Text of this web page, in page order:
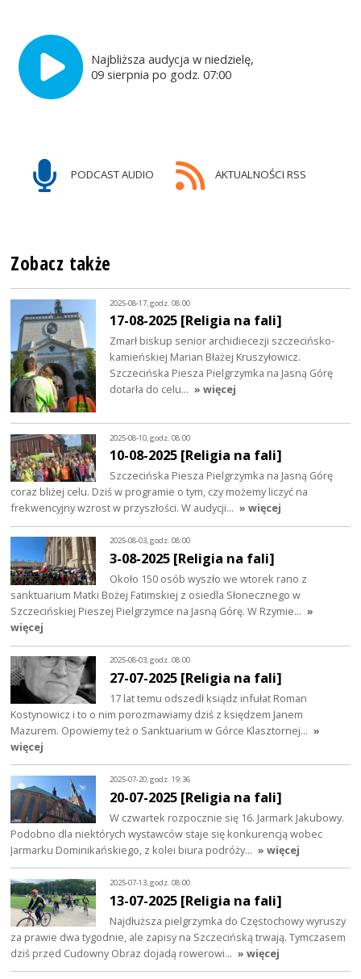
Najbliższa audycja w niedzielę,
09 sierpnia po godz. 07:00
PODCAST AUDIO AKTUALNOŚCI RSS
Zobacz także
2025-08-17, godz. 08:00
17-08-2025 [Religia na fali]
Zmarł biskup senior archidiecezji szczecińsko-
kamieńskiej Marian Błażej Kruszyłowicz.
Szczecińska Piesza Pielgrzymka na Jasną Górę
dotarła do celu… » więcej
2025-08-10, godz. 08:00
10-08-2025 [Religia na fali]
Szczecińska Piesza Pielgrzymka na Jasną Górę
coraz bliżej celu. Dziś w programie o tym, czy możemy liczyć na
frekwencyjny wzrost w przyszłości. W audycji… » więcej
2025-08-03, godz. 08:00
3-08-2025 [Religia na fali]
Około 150 osób wyszło we wtorek rano z
sanktuarium Matki Bożej Fatimskiej z osiedla Słonecznego w
Szczecińskiej Pieszej Pielgrzymce na Jasną Górę. W Rzymie… »
więcej
2025-08-03, godz. 08:00
27-07-2025 [Religia na fali]
17 lat temu odszedł ksiądz infułat Roman
Kostynowicz i to o nim porozmawiamy dziś z księdzem Janem
Mazurem. Opowiemy też o Sanktuarium w Górce Klasztornej… »
więcej
2025-07-20, godz. 19:36
20-07-2025 [Religia na fali]
W czwartek rozpocznie się 16. Jarmark Jakubowy.
Podobno dla niektórych wystawców staje się konkurencją wobec
Jarmarku Dominikańskiego, z kolei biura podróży… » więcej
2025-07-13, godz. 08:00
13-07-2025 [Religia na fali]
Najdłuższa pielgrzymka do Częstochowy wyruszy
za prawie dwa tygodnie, ale zapisy na Szczecińską trwają. Tymczasem
dziś przed Cudowny Obraz dojadą rowerowi… » więcej